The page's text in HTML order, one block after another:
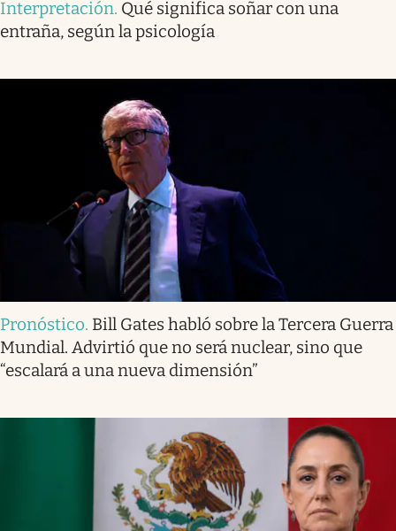
Interpretación. Qué significa soñar con una
entraña, según la psicología
Pronóstico. Bill Gates habló sobre la Tercera Guerra
Mundial. Advirtió que no será nuclear, sino que
“escalará a una nueva dimensión”